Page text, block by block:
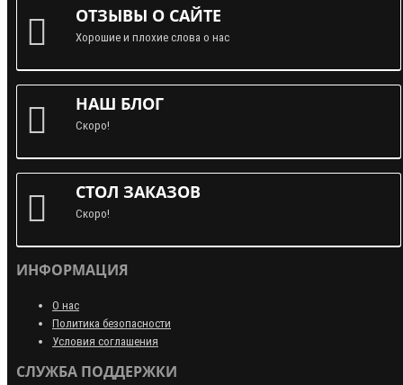
ОТЗЫВЫ О САЙТЕ
Хорошие и плохие слова о нас
НАШ БЛОГ
Скоро!
СТОЛ ЗАКАЗОВ
Скоро!
ИНФОРМАЦИЯ
О нас
Политика безопасности
Условия соглашения
СЛУЖБА ПОДДЕРЖКИ